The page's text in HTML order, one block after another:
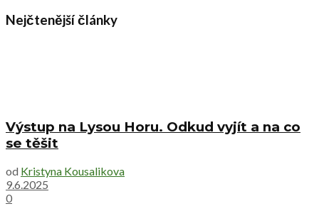
Nejčtenější články
Výstup na Lysou Horu. Odkud vyjít a na co
se těšit
od Kristyna Kousalikova
9.6.2025
0